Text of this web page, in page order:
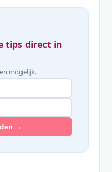
tips direct in
mogelijk.
→